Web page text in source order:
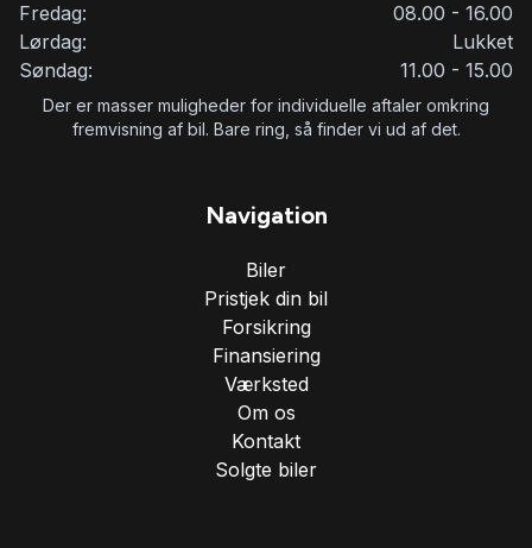
Fredag:
08.00 - 16.00
Lørdag:
Lukket
Søndag:
11.00 - 15.00
Der er masser muligheder for individuelle aftaler omkring
fremvisning af bil. Bare ring, så finder vi ud af det.
Navigation
Biler
Pristjek din bil
Forsikring
Finansiering
Værksted
Om os
Kontakt
Solgte biler